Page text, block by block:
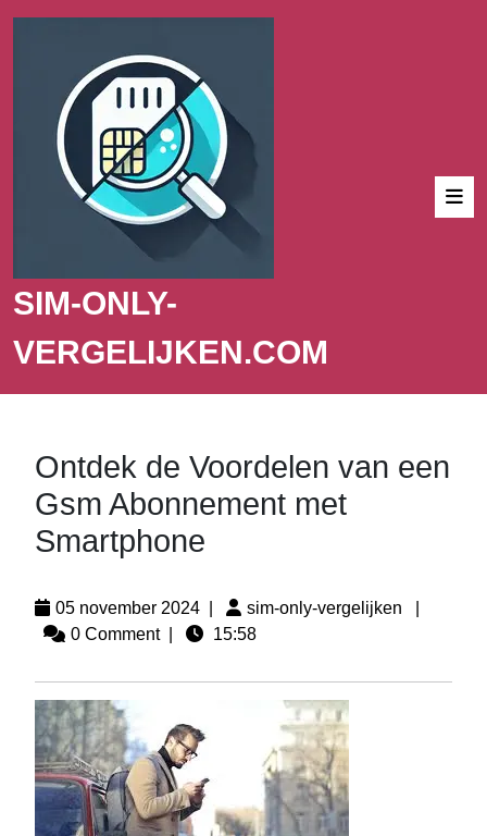
SIM-ONLY-
VERGELIJKEN.COM
Ontdek de Voordelen van een
Gsm Abonnement met
Smartphone
05 november 2024 sim-only-vergelijken
0 Comment
15:58